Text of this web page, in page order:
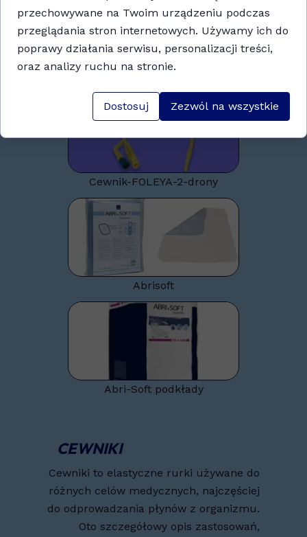
Cewnik-FOLEYA-2-drony
Abrisoft
Abri-Soft podkłady
CEWNIKI
Cewniki to elastyczne rurki używane do
różnych celów medycznych, najczęściej
do odprowadzania płynów z organizmu.
Oto szczegółowy opis zastosowań,
przechowywane na Twoim urządzeniu podczas
przeglądania stron internetowych. Używamy ich do
poprawy działania serwisu, personalizacji treści,
oraz analizy ruchu na stronie.
Dostosuj Zezwól na wszystkie